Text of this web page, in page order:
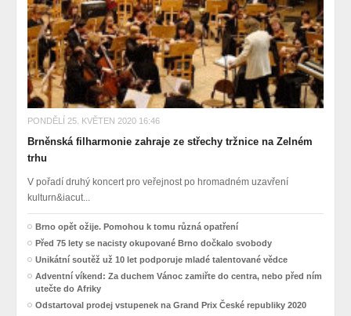
PONDĚLÍ 25. KVĚTEN 2020 16:46
Brněnská filharmonie zahraje ze střechy tržnice na Zelném
trhu
V pořadí druhý koncert pro veřejnost po hromadném uzavření
kulturn&iacut...
Brno opět ožije. Pomohou k tomu různá opatření
Před 75 lety se nacisty okupované Brno dočkalo svobody
Unikátní soutěž už 10 let podporuje mladé talentované vědce
Adventní víkend: Za duchem Vánoc zamiřte do centra, nebo před ním
utečte do Afriky
Odstartoval prodej vstupenek na Grand Prix České republiky 2020